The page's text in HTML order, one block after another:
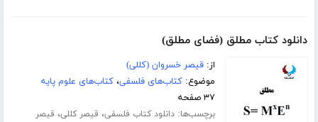
دانلود کتاب مطلق (فضای مطلق)
از:قیصر خسروان (کللی)
موضوع:کتاب‌های فلسفی،کتاب‌های علوم پایه
۳۷ صفحه
برچسب‌ها:دانلود کتاب فلسفی، قیصر کللی، قیصر